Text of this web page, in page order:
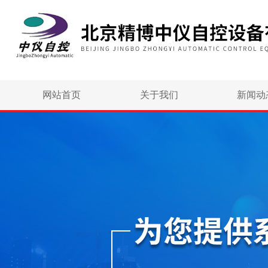
网站首页 关于我们 新闻动